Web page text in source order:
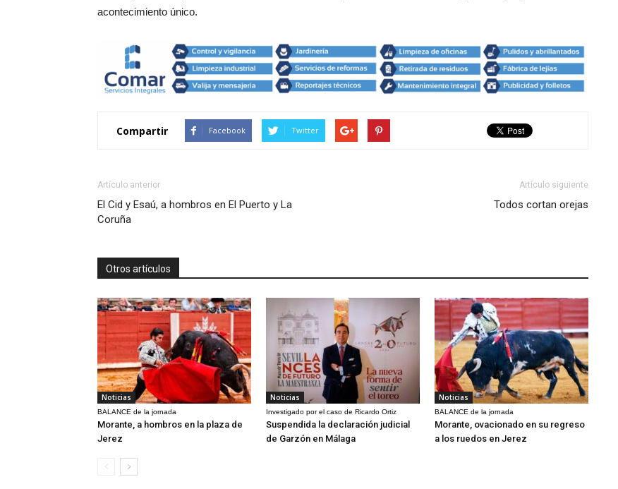
acontecimiento único.
Compartir Facebook Twitter
Artículo anterior
El Cid y Esaú, a hombros en El Puerto y La
Coruña
Artículo siguiente
Todos cortan orejas
Otros artículos
Noticias
BALANCE de la jornada
Morante, a hombros en la plaza de
Jerez
Noticias
Investigado por el caso de Ricardo Ortiz
Suspendida la declaración judicial
de Garzón en Málaga
Noticias
BALANCE de la jornada
Morante, ovacionado en su regreso
a los ruedos en Jerez